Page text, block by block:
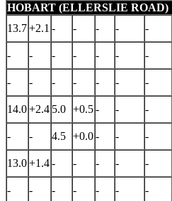
HOBART (ELLERSLIE ROAD)
13.7+2.1 - - - - -
- - - - - - -
- - - - - - -
14.0+2.4 5.0 +0.5- - -
- - 4.5 +0.0- - -
13.0+1.4- - - - -
- - - - - - -